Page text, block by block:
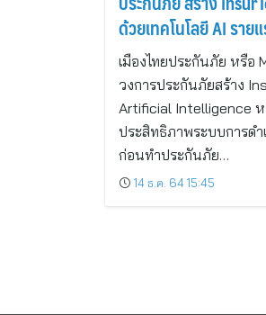
ด้วยเทคโนโลยี AI ราย
เมืองไทยประกันภัย หรือ
วงการประกันภัยสร้าง
Artificial Intelligence ห
ประสิทธิภาพระบบการด
ก่อนทำประกันภัย…
14 ธ.ค. 64 15:45